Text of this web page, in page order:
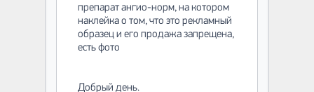
препарат ангио-норм, на котором
наклейка о том, что это рекламный
образец и его продажа запрещена,
есть фото
Добрый день.